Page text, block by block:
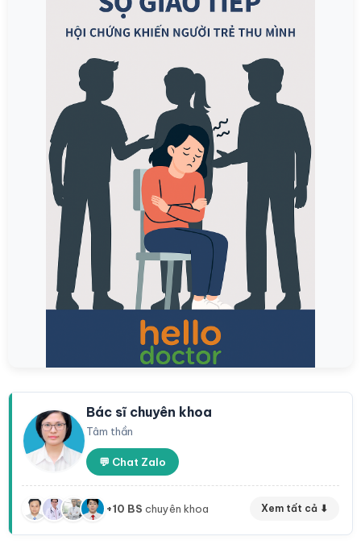
Bác sĩ chuyên khoa
Tâm thần
💬 Chat Zalo
+10 BS chuyên khoa Xem tất cả ⬇